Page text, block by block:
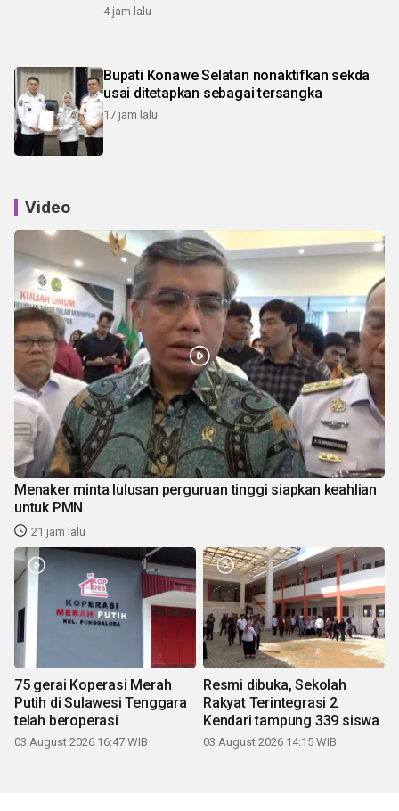
4 jam lalu
Bupati Konawe Selatan nonaktifkan sekda
usai ditetapkan sebagai tersangka
17 jam lalu
Video
Menaker minta lulusan perguruan tinggi siapkan keahlian
untuk PMN
21 jam lalu
75 gerai Koperasi Merah
Putih di Sulawesi Tenggara
telah beroperasi
03 August 2026 16:47 WIB
Resmi dibuka, Sekolah
Rakyat Terintegrasi 2
Kendari tampung 339 siswa
03 August 2026 14:15 WIB